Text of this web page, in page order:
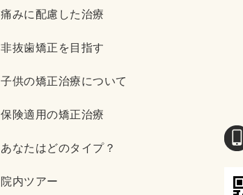
痛みに配慮した治療
非抜歯矯正を目指す
子供の矯正治療について
保険適用の矯正治療
あなたはどのタイプ？
院内ツアー